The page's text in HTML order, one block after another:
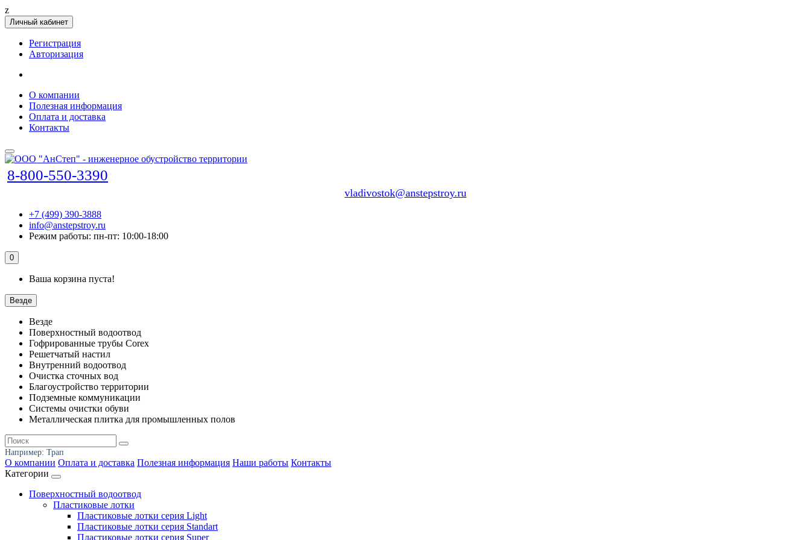
z
Личный кабинет
Регистрация
Авторизация
О компании
Полезная информация
Оплата и доставка
Контакты
8-800-550-3390
vladivostok@anstepstroy.ru
+7 (499) 390-3888
info@anstepstroy.ru
Режим работы: пн-пт: 10:00-18:00
0
Ваша корзина пуста!
Везде
Везде
Поверхностный водоотвод
Гофрированные трубы Corex
Решетчатый настил
Внутренний водоотвод
Очистка сточных вод
Благоустройство территории
Подземные коммуникации
Системы очистки обуви
Металлическая плитка для промышленных полов
Например: Трап
О компании Оплата и доставка Полезная информация Наши работы Контакты
Категории
Поверхностный водоотвод
Пластиковые лотки
Пластиковые лотки серия Light
Пластиковые лотки серия Standart
Пластиковые лотки серия Super